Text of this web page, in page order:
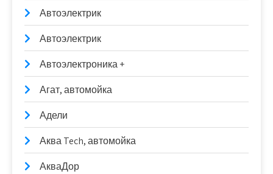
Автоэлектрик
Автоэлектрик
Автоэлектроника +
Агат, автомойка
Адели
Аква Tech, автомойка
АкваДор